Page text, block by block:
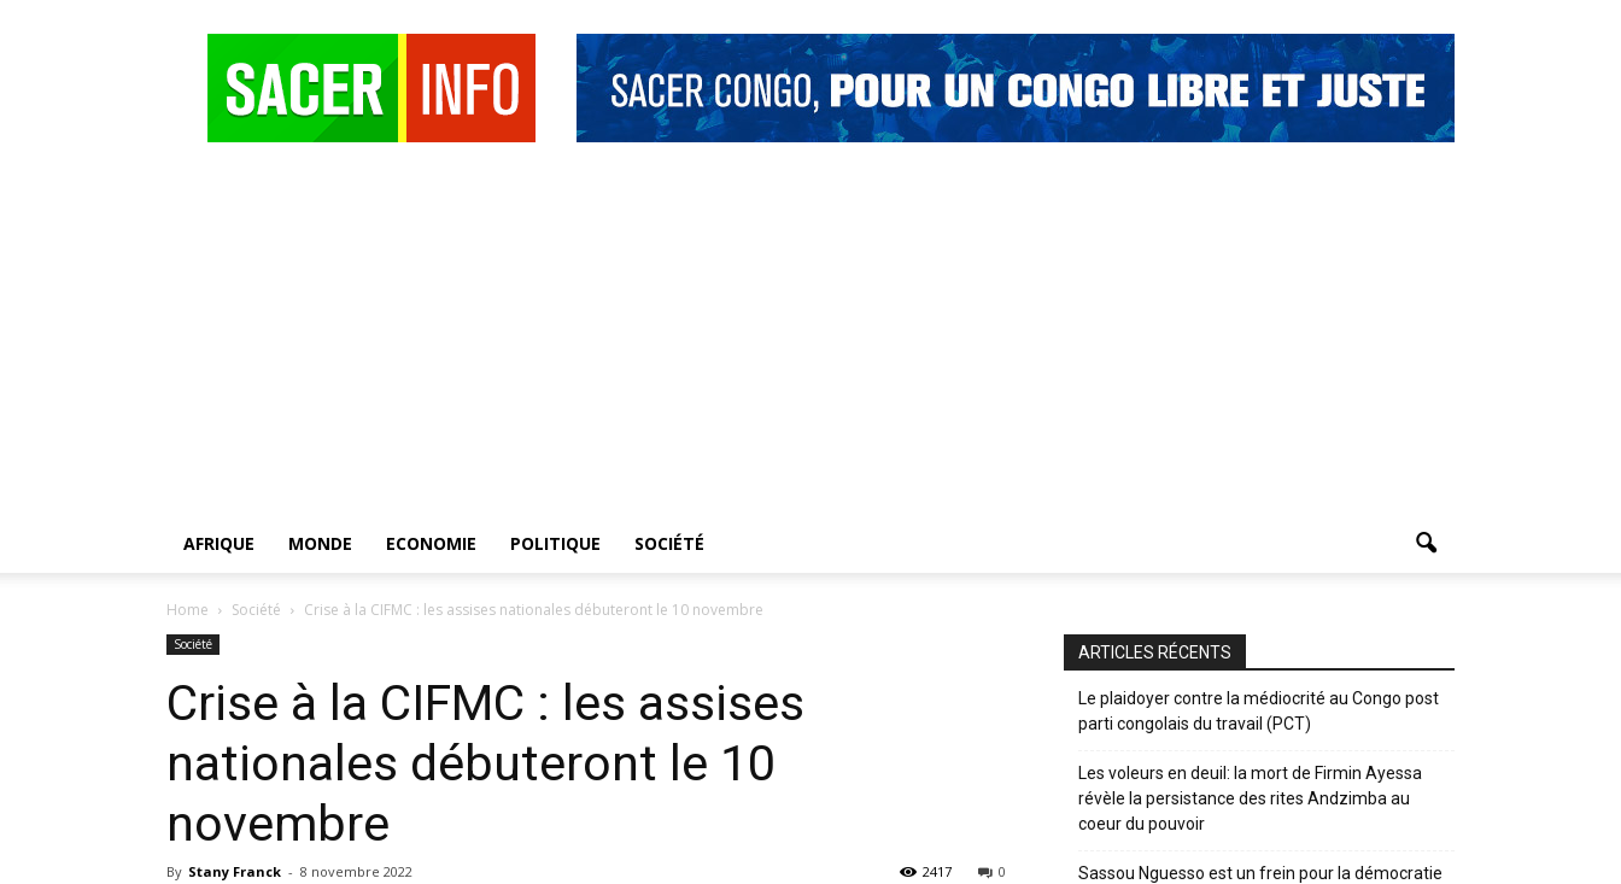
AFRIQUE MONDE ECONOMIE POLITIQUE SOCIÉTÉ
Home Société Crise à la CIFMC : les assises nationales débuteront le 10 novembre
Société
Crise à la CIFMC : les assises
nationales débuteront le 10
novembre
By Stany Franck - 8 novembre 2022 0
2417
ARTICLES RÉCENTS
Le plaidoyer contre la médiocrité au Congo post
parti congolais du travail (PCT)
Les voleurs en deuil: la mort de Firmin Ayessa
révèle la persistance des rites Andzimba au
coeur du pouvoir
Sassou Nguesso est un frein pour la démocratie